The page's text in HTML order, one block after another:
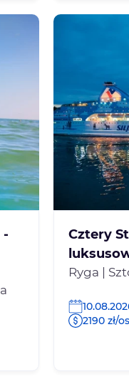
-
Cztery
Ryga |
2190 zł/